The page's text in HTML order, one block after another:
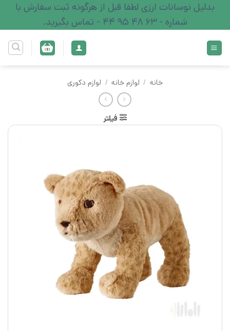
content
بدلیل نوسانات ارزی لطفا قبل از هرگونه ثبت سفارش با
شماره - 63 48 95 44 - تماس بگیرید.
خانه / لوازم خانه / لوازم دکوری
فیلتر